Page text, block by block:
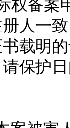
权备案
人一
载明
保护